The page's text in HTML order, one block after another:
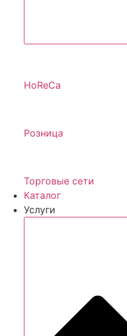
HoReCa
Розница
Торговые сети
Каталог
Услуги